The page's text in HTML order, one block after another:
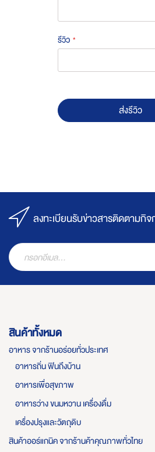
รีวิว
ส่งรีวิว
ลงทะเบียนรับข่าวสารติดตามกิจ
สินค้าทั้งหมด
อาหาร จากร้านอร่อยทั่วประเทศ
อาหารถิ่น ฟินถึงบ้าน
อาหารเพื่อสุขภาพ
อาหารว่าง ขนมหวาน เครื่องดื่ม
เครื่องปรุงและวัตถุดิบ
สินค้าออร์แกนิค จากร้านค้าคุณภาพทั่วไทย